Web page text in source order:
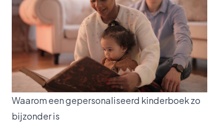
Waarom een gepersonaliseerd kinderboek zo
bijzonder is